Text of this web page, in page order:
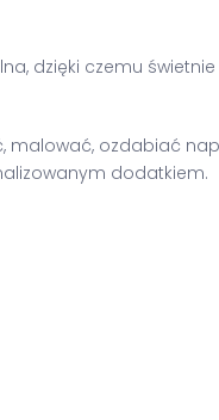
dzięki czemu
ozdabiać
dodatkiem.